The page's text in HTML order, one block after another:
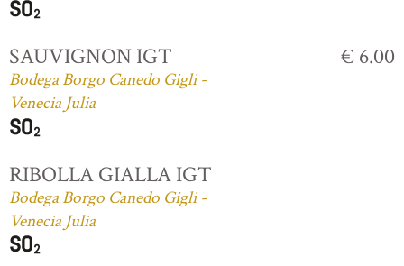
SAUVIGNON IGT
Bodega Borgo Canedo Gigli -
Venecia Julia
€ 6.00
RIBOLLA GIALLA IGT
Bodega Borgo Canedo Gigli -
Venecia Julia